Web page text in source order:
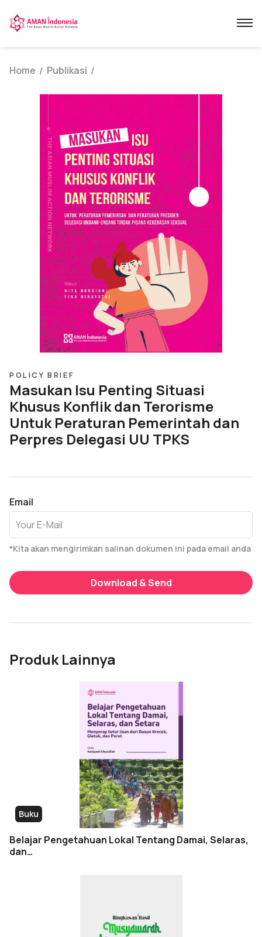
Home / Publikasi /
POLICY BRIEF
Masukan Isu Penting Situasi
Khusus Konflik dan Terorisme
Untuk Peraturan Pemerintah dan
Perpres Delegasi UU TPKS
Email
*Kita akan mengirimkan salinan dokumen ini pada email anda
Download & Send
Produk Lainnya
Buku
Belajar Pengetahuan Lokal Tentang Damai, Selaras,
dan…